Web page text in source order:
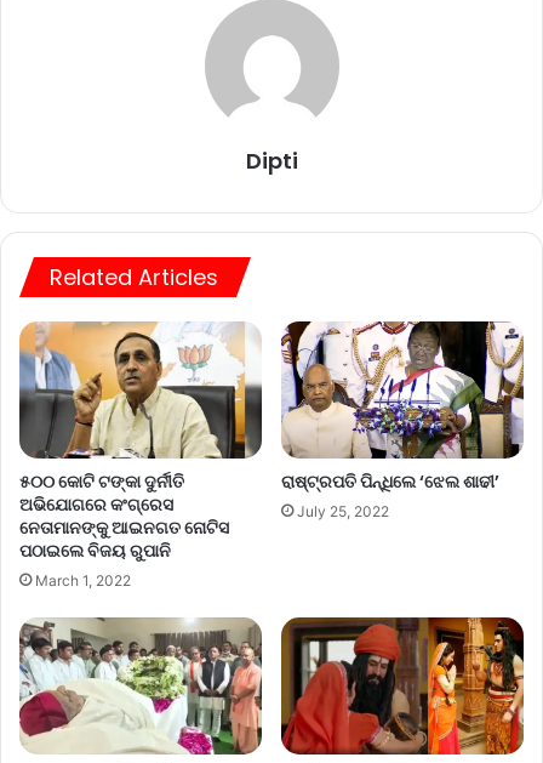
Dipti
Related Articles
୫୦୦ କୋଟି ଟଙ୍କା ଦୁର୍ନୀତି
ଅଭିଯୋଗରେ କଂଗ୍ରେସ
ନେତାମାନଙ୍କୁ ଆଇନଗତ ନୋଟିସ
ପଠାଇଲେ ବିଜୟ ରୁପାନି
March 1, 2022
ରାଷ୍ଟ୍ରପତି ପିନ୍ଧିଲେ ‘ଝେଲ ଶାଢୀ’
July 25, 2022